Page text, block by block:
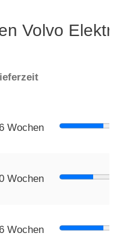
Volvo
Wochen
Wochen
Wochen